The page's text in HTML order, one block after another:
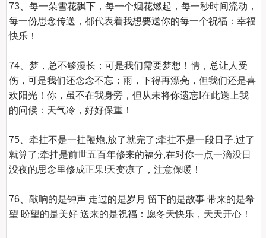
73、每一朵雪花飘下，每一个烟花燃起，每一秒时间流动，
每一份思念传送，都代表着我想要送你的每一个祝福：幸福
快乐！
74、梦，总不够漫长；可是我们需要梦想！情，总让人受
伤，可是我们还念念不忘；雨，下得再漂亮，但我们还是喜
欢阳光！你，虽不在我身旁，但从未将你遗忘!在此送上我
的问候：天气冷，好好保重！
75、牵挂不是一挂鞭炮,放了就完了;牵挂不是一段日子,过了
就算了;牵挂是前世五百年修来的福分,在对你一点一滴没日
没夜的思念里修成正果!天变凉了，注意保暖！
76、敲响的是钟声 走过的是岁月 留下的是故事 带来的是希
望 盼望的是美好 送来的是祝福：愿冬天快乐，天天开心！